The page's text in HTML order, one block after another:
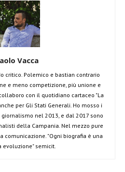
Vacca
critico. Polemico e bastian contrario
e meno competizione, più unione e
con il quotidiano cartaceo "La
per Gli Stati Generali. Ho mosso i
nel 2013, e dal 2017 sono
della Campania. Nel mezzo pure
comunicazione. "Ogni biografia è una
evoluzione" semicit.